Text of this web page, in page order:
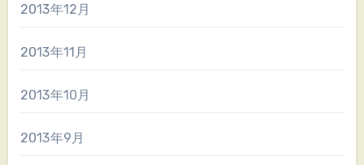
2013年12月
2013年11月
2013年10月
2013年9月